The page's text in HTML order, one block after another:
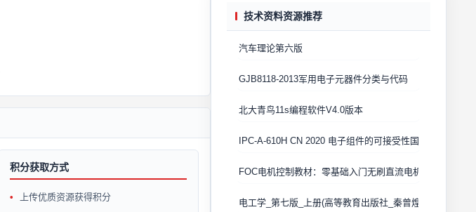
积分获取方式
上传优质资源获得积分
技术资料资源推荐
汽车理论第六版
GJB8118-2013军用电子元器件分类与代码
北大青鸟11s编程软件V4.0版本
IPC-A-610H CN 2020 电子组件的可接受性国际验收标准
FOC电机控制教材：零基础入门无刷直流电机矢量控制技
电工学_第七版_上册(高等教育出版社_秦曾煌版)